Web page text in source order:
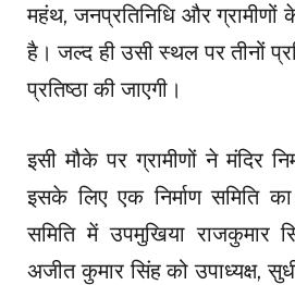
महंथ, जनप्रतिनिधि और ग्रामीणों
है। जल्द ही उसी स्थल पर तीनों
प्रतिष्ठा की जाएगी।
इसी मौके पर ग्रामीणों ने मंदिर
इसके लिए एक निर्माण समिति
समिति में उपमुखिया राजकुमार
अजीत कुमार सिंह को उपाध्यक्ष,